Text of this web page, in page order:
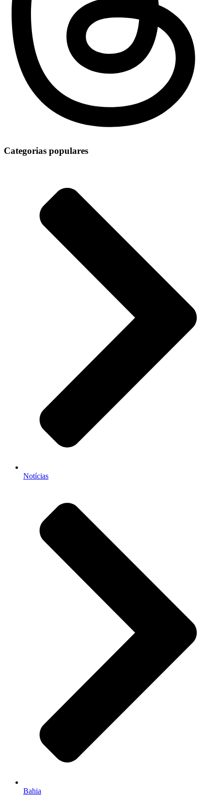
Categorias populares
Notícias
Bahia